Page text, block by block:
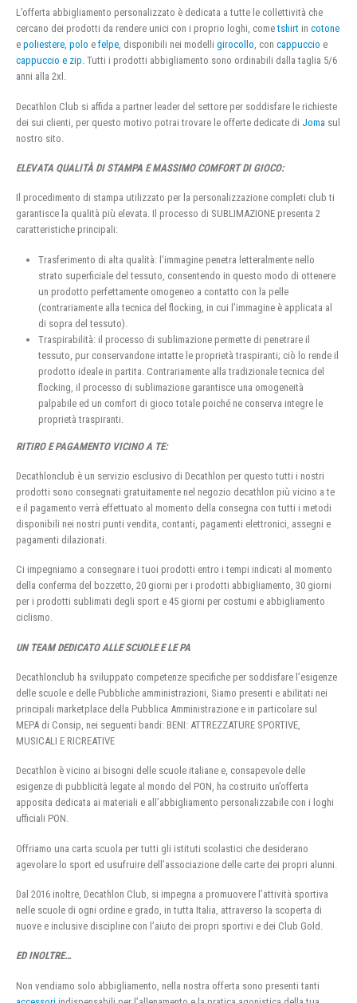
L’offerta abbigliamento personalizzato è dedicata a tutte le collettività che
cercano dei prodotti da rendere unici con i proprio loghi, cometshirt in cotone
e poliestere, polo e felpe, disponibili nei modelli girocollo, con cappuccio e
cappuccio e zip. Tutti i prodotti abbigliamento sono ordinabili dalla taglia 5/6
anni alla 2xl.
Decathlon Club si affida a partner leader del settore per soddisfare le richieste
dei sui clienti, per questo motivo potrai trovare le offerte dedicate di Joma sul
nostro sito.
ELEVATA QUALITÀ DI STAMPA E MASSIMO COMFORT DI GIOCO:
Il procedimento di stampa utilizzato per la personalizzazione completi club ti
garantisce la qualità più elevata. Il processo di SUBLIMAZIONE presenta 2
caratteristiche principali:
Trasferimento di alta qualità: l’immagine penetra letteralmente nello
strato superficiale del tessuto, consentendo in questo modo di ottenere
un prodotto perfettamente omogeneo a contatto con la pelle
(contrariamente alla tecnica del flocking, in cui l’immagine è applicata al
di sopra del tessuto).
Traspirabilità: il processo di sublimazione permette di penetrare il
tessuto, pur conservandone intatte le proprietà traspiranti; ciò lo rende il
prodotto ideale in partita. Contrariamente alla tradizionale tecnica del
flocking, il processo di sublimazione garantisce una omogeneità
palpabile ed un comfort di gioco totale poiché ne conserva integre le
proprietà traspiranti.
RITIRO E PAGAMENTO VICINO A TE:
Decathlonclub è un servizio esclusivo di Decathlon per questo tutti i nostri
prodotti sono consegnati gratuitamente nel negozio decathlon più vicino a te
e il pagamento verrà effettuato al momento della consegna con tutti i metodi
disponibili nei nostri punti vendita, contanti, pagamenti elettronici, assegni e
pagamenti dilazionati.
Ci impegniamo a consegnare i tuoi prodotti entro i tempi indicati al momento
della conferma del bozzetto, 20 giorni per i prodotti abbigliamento, 30 giorni
per i prodotti sublimati degli sport e 45 giorni per costumi e abbigliamento
ciclismo.
UN TEAM DEDICATO ALLE SCUOLE E LE PA
Decathlonclub ha sviluppato competenze specifiche per soddisfare l’esigenze
delle scuole e delle Pubbliche amministrazioni, Siamo presenti e abilitati nei
principali marketplace della Pubblica Amministrazione e in particolare sul
MEPA di Consip, nei seguenti bandi: BENI: ATTREZZATURE SPORTIVE,
MUSICALI E RICREATIVE
Decathlon è vicino ai bisogni delle scuole italiane e, consapevole delle
esigenze di pubblicità legate al mondo del PON, ha costruito un’offerta
apposita dedicata ai materiali e all’abbigliamento personalizzabile con i loghi
ufficiali PON.
Offriamo una carta scuola per tutti gli istituti scolastici che desiderano
agevolare lo sport ed usufruire dell’associazione delle carte dei propri alunni.
Dal 2016 inoltre, Decathlon Club, si impegna a promuovere l’attività sportiva
nelle scuole di ogni ordine e grado, in tutta Italia, attraverso la scoperta di
nuove e inclusive discipline con l’aiuto dei propri sportivi e dei Club Gold.
ED INOLTRE…
Non vendiamo solo abbigliamento, nella nostra offerta sono presenti tanti